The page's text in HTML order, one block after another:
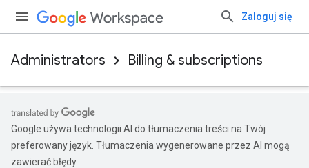
Zaloguj się
Administrators Billing & subscriptions
Google używa technologii AI do tłumaczenia treści na Twój
preferowany język. Tłumaczenia wygenerowane przez AI mogą
zawierać błędy.